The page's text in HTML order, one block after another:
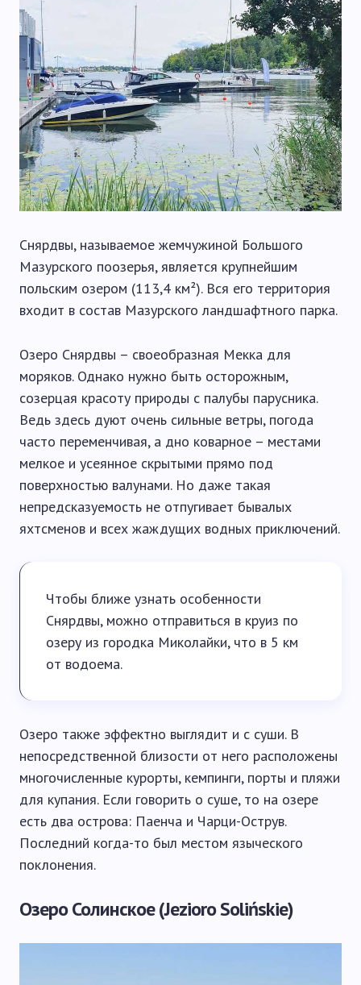
Снярдвы, называемое жемчужиной Большого
Мазурского поозерья, является крупнейшим
польским озером (113,4 км²). Вся его территория
входит в состав Мазурского ландшафтного парка.
Озеро Снярдвы – своеобразная Мекка для
моряков. Однако нужно быть осторожным,
созерцая красоту природы с палубы парусника.
Ведь здесь дуют очень сильные ветры, погода
часто переменчивая, а дно коварное – местами
мелкое и усеянное скрытыми прямо под
поверхностью валунами. Но даже такая
непредсказуемость не отпугивает бывалых
яхтсменов и всех жаждущих водных приключений.
Чтобы ближе узнать особенности
Снярдвы, можно отправиться в круиз по
озеру из городка Миколайки, что в 5 км
от водоема.
Озеро также эффектно выглядит и с суши. В
непосредственной близости от него расположены
многочисленные курорты, кемпинги, порты и пляжи
для купания. Если говорить о суше, то на озере
есть два острова: Паенча и Чарци-Острув.
Последний когда-то был местом языческого
поклонения.
Озеро Солинское (Jezioro Solińskie)